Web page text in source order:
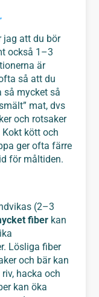
jag att du bör
också 1–3
är
så att du
så mycket så
mat, dvs
och rotsaker
kött och
ger ofta färre
för måltiden.
(2–3
fiber kan
Lösliga fiber
och bär kan
hacka och
kan öka